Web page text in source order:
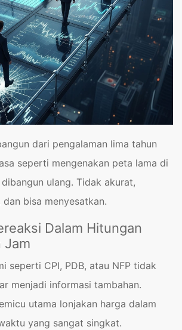
dari pengalaman lima tahun
seperti mengenakan peta lama di
ulang. Tidak akurat,
bisa menyesatkan.
Dalam Hitungan
Jam
seperti CPI, PDB, atau NFP tidak
menjadi informasi tambahan.
utama lonjakan harga dalam
yang sangat singkat.